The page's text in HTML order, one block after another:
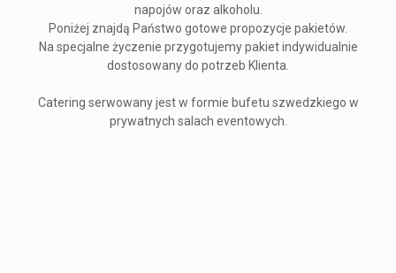
napojów oraz alkoholu.
Poniżej znajdą Państwo gotowe propozycje pakietów.
Na specjalne życzenie przygotujemy pakiet indywidualnie
dostosowany do potrzeb Klienta.
Catering serwowany jest w formie bufetu szwedzkiego w
prywatnych salach eventowych.